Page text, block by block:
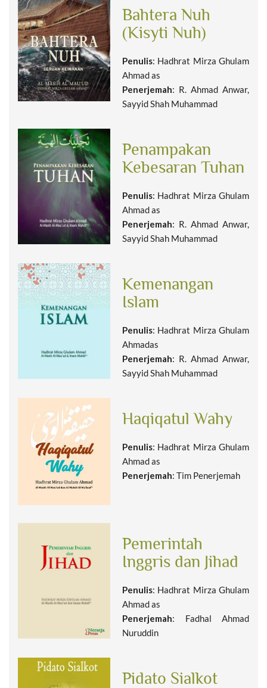
Bahtera Nuh
(Kisyti Nuh)
Penulis: Hadhrat Mirza Ghulam
Ahmad as
Penerjemah: R. Ahmad Anwar,
Sayyid Shah Muhammad
Penampakan
Kebesaran Tuhan
Penulis: Hadhrat Mirza Ghulam
Ahmad as
Penerjemah: R. Ahmad Anwar,
Sayyid Shah Muhammad
Kemenangan
Islam
Penulis: Hadhrat Mirza Ghulam
Ahmadas
Penerjemah: R. Ahmad Anwar,
Sayyid Shah Muhammad
Haqiqatul Wahy
Penulis: Hadhrat Mirza Ghulam
Ahmad as
Penerjemah: Tim Penerjemah
Pemerintah
Inggris dan Jihad
Penulis: Hadhrat Mirza Ghulam
Ahmad as
Penerjemah: Fadhal Ahmad
Nuruddin
Pidato Sialkot